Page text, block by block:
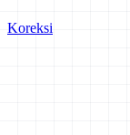
Koreksi